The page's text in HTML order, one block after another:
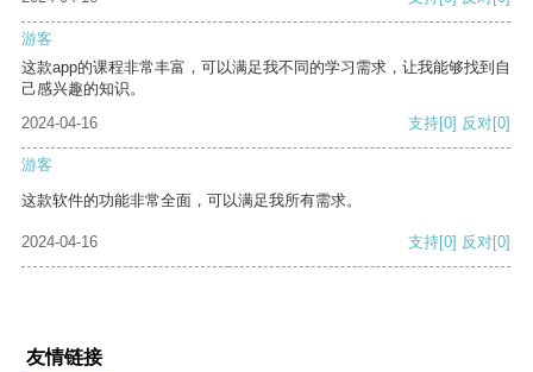
游客
这款app的课程非常丰富，可以满足我不同的学习需求，让我能够找到自
己感兴趣的知识。
2024-04-16
支持[0] 反对[0]
游客
这款软件的功能非常全面，可以满足我所有需求。
2024-04-16 支持[0] 反对[0]
友情链接